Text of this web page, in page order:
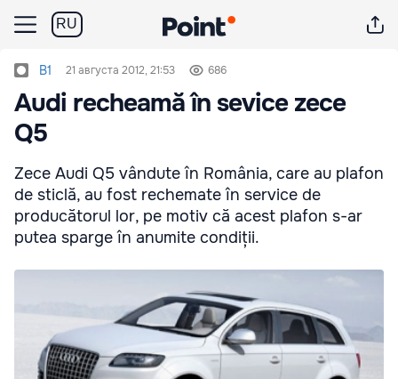
RU
B1 21 августа 2012, 21:53 686
Audi recheamă în sevice zece
Q5
Zece Audi Q5 vândute în România, care au plafon
de sticlă, au fost rechemate în service de
producătorul lor, pe motiv că acest plafon s-ar
putea sparge în anumite condiții.